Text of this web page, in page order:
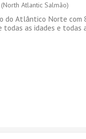
Atlantic Salmão)
do Atlântico Norte com
todas as idades e todas